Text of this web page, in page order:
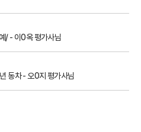
/ - 이0옥 평가사님
동차 - 오0지 평가사님